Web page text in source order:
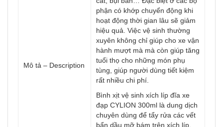
Mô tả – Description
phận có khớp chuyển động khi
hoạt động thời gian lâu sẽ giảm
hiệu quả. Việc vệ sinh thường
xuyên không chỉ giúp cho xe vận
hành mượt mà mà còn giúp tăng
tuổi thọ cho những món phụ
tùng, giúp người dùng tiết kiệm
rất nhiều chi phí.
Bình xịt vệ sinh xích líp đĩa xe
đạp CYLION 300ml là dung dịch
chuyên dùng để tẩy rửa các vết
bẩn dầu mỡ bám trên xích líp,